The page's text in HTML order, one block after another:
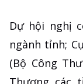
Dự hội nghị
ngành tỉnh;
(Bộ Công